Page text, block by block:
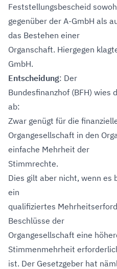
Feststellungsbescheid
gegenüber der A-GmbH als
das Bestehen einer
Organschaft. Hiergegen
GmbH.
Entscheidung: Der
Bundesfinanzhof (BFH) wies
ab:
Zwar genügt für die
Organgesellschaft in den
einfache Mehrheit der
Stimmrechte.
Dies gilt aber nicht, wenn es
ein
qualifiziertes
Beschlüsse der
Organgesellschaft eine
Stimmenmehrheit
ist. Der Gesetzgeber hat